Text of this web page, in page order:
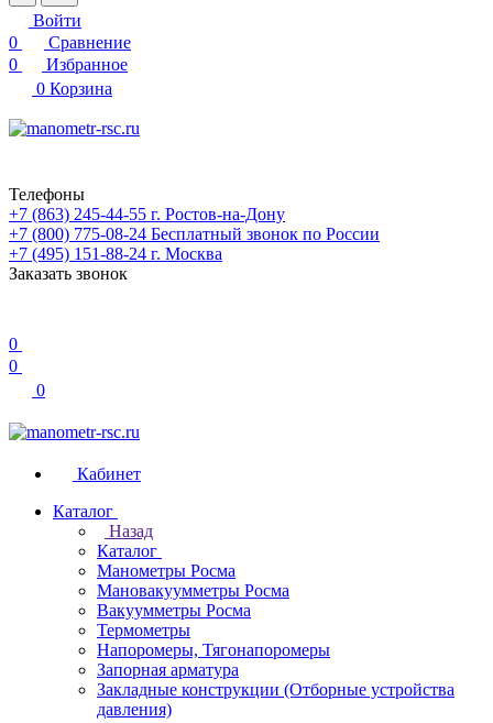
Войти
0
Сравнение
0
Избранное
0 Корзина
Телефоны
+7 (863) 245-44-55 г. Ростов-на-Дону
+7 (800) 775-08-24 Бесплатный звонок по России
+7 (495) 151-88-24 г. Москва
Заказать звонок
0
0
0
Кабинет
Каталог
Назад
Каталог
Манометры Росма
Мановакуумметры Росма
Вакуумметры Росма
Термометры
Напоромеры, Тягонапоромеры
Запорная арматура
Закладные конструкции (Отборные устройства
давления)